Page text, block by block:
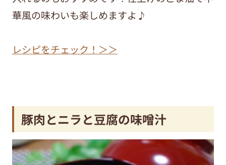
華風の味わいも楽しめますよ♪
レシピをチェック！＞＞
豚肉とニラと豆腐の味噌汁